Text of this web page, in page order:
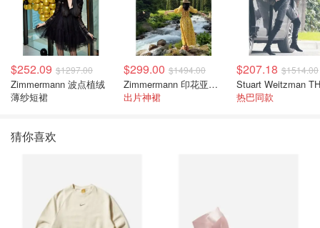
$252.09 $1297.00
Zimmermann 波点植绒
薄纱短裙
$299.00 $1494.00
Zimmermann 印花亚麻露背中长连衣裙
出片神裙
$207.18 $1514.00
热巴同款
猜你喜欢